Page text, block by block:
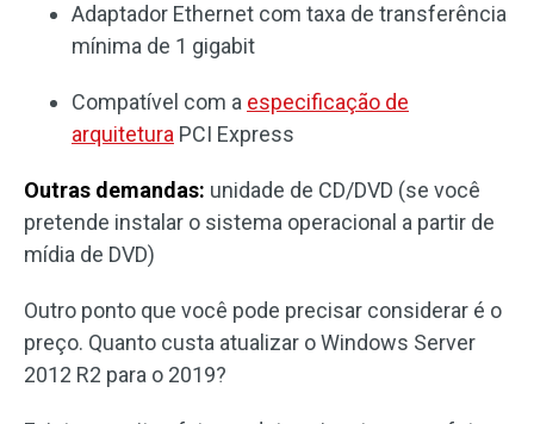
Adaptador Ethernet com taxa de transferência
mínima de 1 gigabit
Compatível com a especificação de
arquitetura PCI Express
Outras demandas: unidade de CD/DVD (se você
pretende instalar o sistema operacional a partir de
mídia de DVD)
Outro ponto que você pode precisar considerar é o
preço. Quanto custa atualizar o Windows Server
2012 R2 para o 2019?